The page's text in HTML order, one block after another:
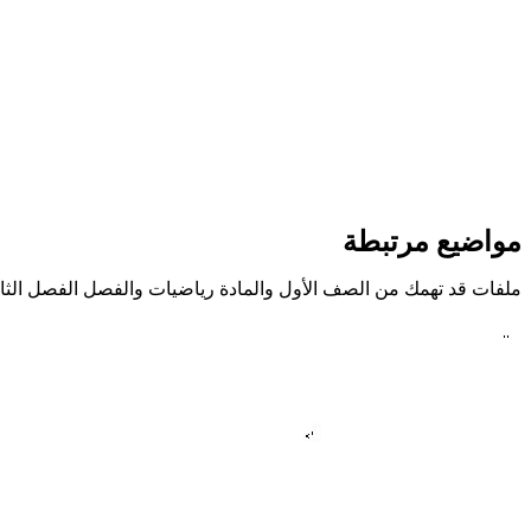
مواضيع مرتبطة
ملفات قد تهمك من الصف الأول والمادة رياضيات والفصل الفصل